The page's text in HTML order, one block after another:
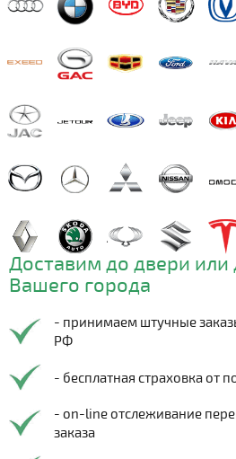
Доставим до двери или
Вашего города
- принимаем штучные
РФ
- бесплатная страховка от
- on-line отслеживание
заказа